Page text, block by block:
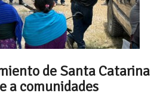
de Santa Catarina
a comunidades